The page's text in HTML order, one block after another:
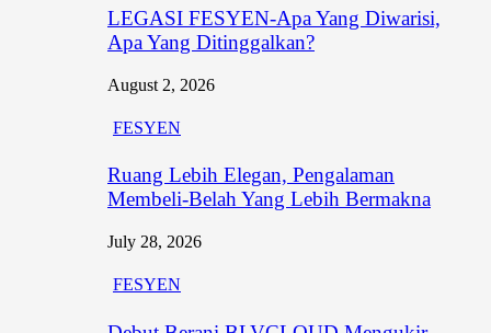
LEGASI FESYEN-Apa Yang Diwarisi,
Apa Yang Ditinggalkan?
August 2, 2026
FESYEN
Ruang Lebih Elegan, Pengalaman
Membeli-Belah Yang Lebih Bermakna
July 28, 2026
FESYEN